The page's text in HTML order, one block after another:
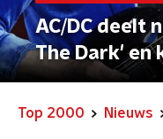
AC/DC deelt
The Dark' en
Top 2000 Nieuws